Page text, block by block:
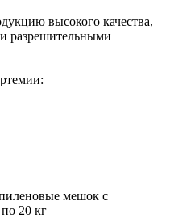
высокого качества,
разрешительными
мешок с
20 кг